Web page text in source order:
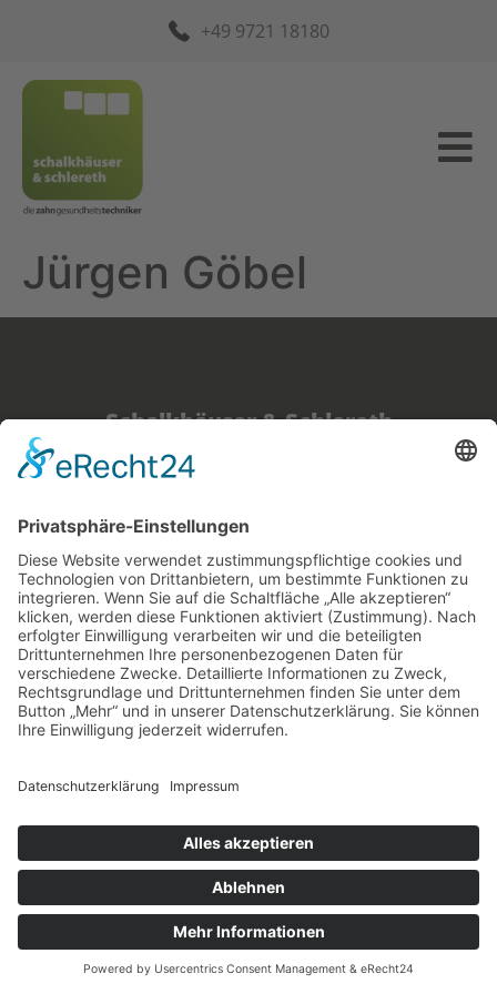
+49 9721 18180
Jürgen Göbel
Schalkhäuser & Schlereth
Cramerstraße 3 1/2,
97421 Schweinfurt,
Siehe auf Google Maps
Kontakt
+49 9721 18180
info@schalkhaeuser-schlereth.de
Rechtliche Seiten